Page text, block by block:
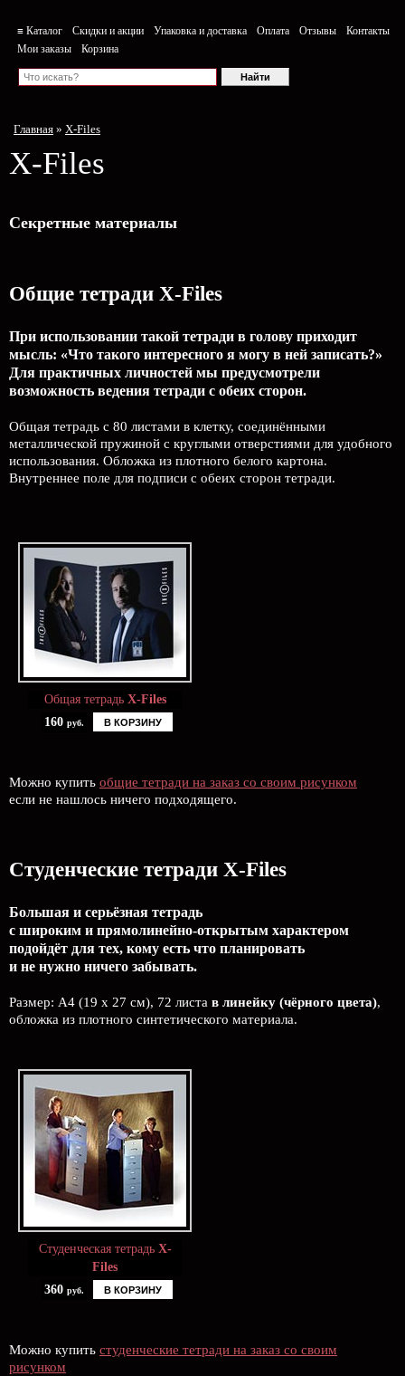
≡ Каталог Скидки и акции Упаковка и доставка Оплата Отзывы
Контакты
Мои заказы
Корзина
Главная » X-Files
X-Files
Секретные материалы
Общие тетради X-Files
При использовании такой тетради в голову приходит
мысль: «Что такого интересного я могу в ней записать?»
Для практичных личностей мы предусмотрели
возможность ведения тетради с обеих сторон.
Общая тетрадь с 80 листами в клетку, соединёнными
металлической пружиной с круглыми отверстиями для удобного
использования. Обложка из плотного белого картона.
Внутреннее поле для подписи с обеих сторон тетради.
Общая тетрадь X-Files
160 руб. В КОРЗИНУ
Можно купить общие тетради на заказ со своим рисунком
если не нашлось ничего подходящего.
Студенческие тетради X-Files
Большая и серьёзная тетрадь
с широким и прямолинейно-открытым характером
подойдёт для тех, кому есть что планировать
и не нужно ничего забывать.
Размер: А4 (19 x 27 см), 72 листа в линейку (чёрного цвета),
обложка из плотного синтетического материала.
Студенческая тетрадь X-
Files
360 руб. В КОРЗИНУ
Можно купить студенческие тетради на заказ со своим
рисунком